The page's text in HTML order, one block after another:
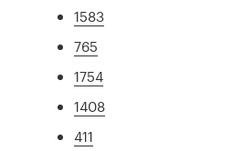
1583
765
1754
1408
411